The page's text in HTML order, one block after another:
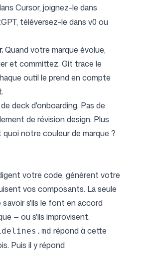
Cursor, joignez-le dans
téléversez-le dans v0 ou
Quand votre marque évolue,
et committez. Git trace le
outil le prend en compte
deck d'onboarding. Pas de
de révision design. Plus
quoi notre couleur de marque ?
votre code, génèrent votre
vos composants. La seule
s'ils le font en accord
— ou s'ils improvisent.
répond à cette
Puis il y répond